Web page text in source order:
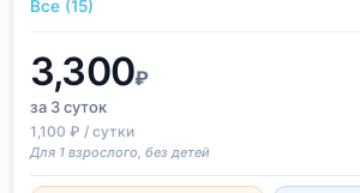
Все (15)
3,300₽
за 3суток
1,100 ₽ / сутки
Для 1 взрослого, без детей